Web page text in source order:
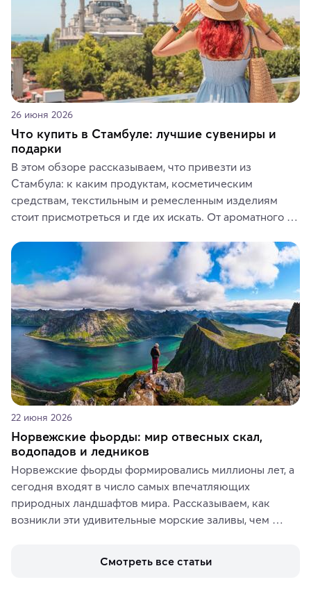
26 июня 2026
Что купить в Стамбуле: лучшие сувениры и
подарки
В этом обзоре рассказываем, что привезти из
Стамбула: к каким продуктам, косметическим
средствам, текстильным и ремесленным изделиям
стоит присмотреться и где их искать. От ароматного
керамики и изделий из кожи на турецких рынках и в
аутентичных лавках — в подарок близким или себе на
память о путешествии.
22 июня 2026
Норвежские фьорды: мир отвесных скал,
водопадов и ледников
Норвежские фьорды формировались миллионы лет, а
сегодня входят в число самых впечатляющих
природных ландшафтов мира. Рассказываем, как
возникли эти удивительные морские заливы, чем
включить в маршрут по Норвегии.
Смотреть все статьи